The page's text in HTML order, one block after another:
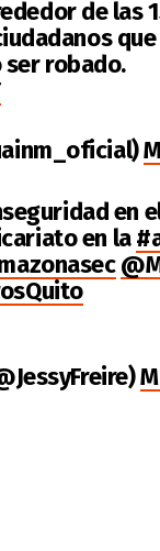
de las
ser robado.
en
en la